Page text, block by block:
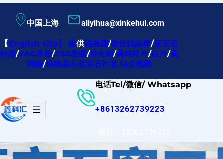
内
容
中国上海 aliyihua@xinkehui.com
【English site】提供硅晶圆/碳化硅晶棒/蓝宝石
衬底/YAG单晶/YSZ晶圆/砷化铟/高纯锗片/硅片/高
纯铟/特殊晶向蓝宝石衬底 站点地图
电话Tel/微信/ Whatsapp
+8613262739223